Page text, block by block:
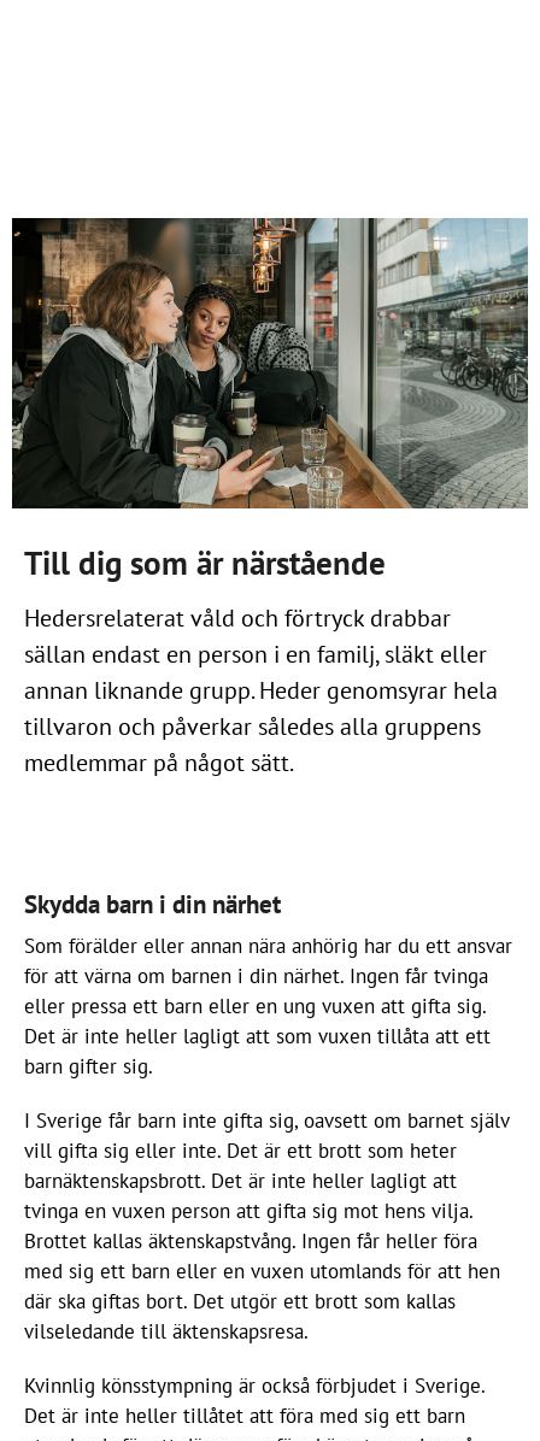
Till dig som är närstående
Hedersrelaterat våld och förtryck drabbar
sällan endast en person i en familj, släkt eller
annan liknande grupp. Heder genomsyrar hela
tillvaron och påverkar således alla gruppens
medlemmar på något sätt.
Skydda barn i din närhet
Som förälder eller annan nära anhörig har du ett ansvar
för att värna om barnen i din närhet. Ingen får tvinga
eller pressa ett barn eller en ung vuxen att gifta sig.
Det är inte heller lagligt att som vuxen tillåta att ett
barn gifter sig.
I Sverige får barn inte gifta sig, oavsett om barnet själv
vill gifta sig eller inte. Det är ett brott som heter
barnäktenskapsbrott. Det är inte heller lagligt att
tvinga en vuxen person att gifta sig mot hens vilja.
Brottet kallas äktenskapstvång. Ingen får heller föra
med sig ett barn eller en vuxen utomlands för att hen
där ska giftas bort. Det utgör ett brott som kallas
vilseledande till äktenskapsresa.
Kvinnlig könsstympning är också förbjudet i Sverige.
Det är inte heller tillåtet att föra med sig ett barn